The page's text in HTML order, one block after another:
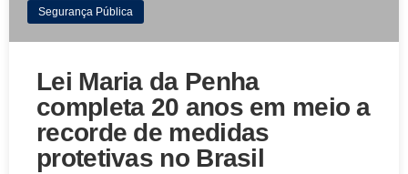
Segurança Pública
Lei Maria da Penha
completa 20 anos em meio a
recorde de medidas
protetivas no Brasil